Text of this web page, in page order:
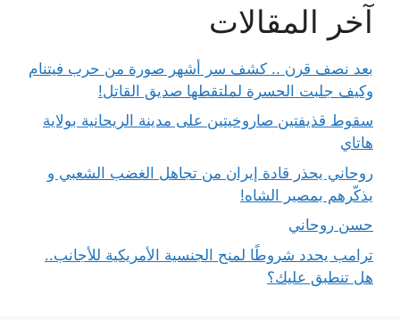
آخر المقالات
بعد نصف قرن .. كشف سر أشهر صورة من حرب فيتنام
وكيف جلبت الحسرة لملتقطها صديق القاتل!
سقوط قذيفتين صاروخيتين على مدينة الريحانية بولاية
هاتاي
روحاني يحذر قادة إيران من تجاهل الغضب الشعبي و
يذكّرهم بمصير الشاه!
حسن روحاني
ترامب يحدد شروطًا لمنح الجنسية الأمريكية للأجانب..
هل تنطبق عليك؟